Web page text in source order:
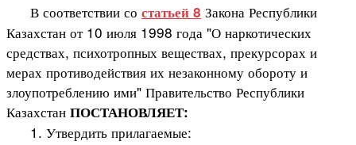
В соответствии со статьей 8 Закона Республики
Казахстан от 10 июля 1998 года "О наркотических
средствах, психотропных веществах, прекурсорах и
мерах противодействия их незаконному обороту и
злоупотреблению ими" Правительство Республики
Казахстан ПОСТАНОВЛЯЕТ:
1. Утвердить прилагаемые: